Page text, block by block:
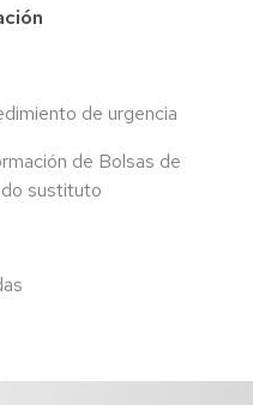
de urgencia
de Bolsas de
sustituto